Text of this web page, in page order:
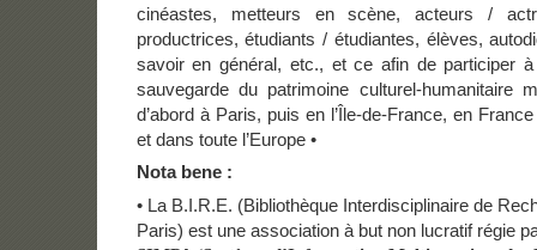
cinéastes, metteurs en scène, acteurs /
productrices, étudiants / étudiantes, élèves,
savoir en général, etc., et ce afin de participer
sauvegarde du patrimoine culturel-humanitaire
d’abord à Paris, puis en l’Île-de-France, en
et dans toute l’Europe •
Nota bene :
• La B.I.R.E. (Bibliothèque Interdisciplinaire de
Paris) est une association à but non lucratif régie